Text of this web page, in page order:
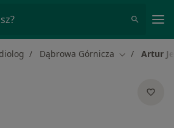
Dąbrowa Górnicza Zmień miasto
Artur